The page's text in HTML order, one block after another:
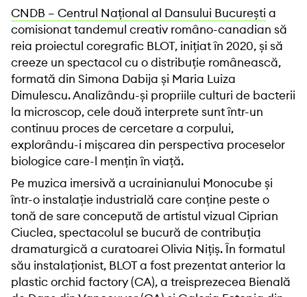
CNDB – Centrul Național al Dansului București a
comisionat tandemul creativ româno-canadian să
reia proiectul coregrafic BLOT, inițiat în 2020, și să
creeze un spectacol cu o distribuție românească,
formată din Simona Dabija și Maria Luiza
Dimulescu. Analizându-și propriile culturi de bacterii
la microscop, cele două interprete sunt într-un
continuu proces de cercetare a corpului,
explorându-i mișcarea din perspectiva proceselor
biologice care-l mențin în viață.
Pe muzica imersivă a ucrainianului Monocube și
într-o instalație industrială care conține peste o
tonă de sare concepută de artistul vizual Ciprian
Ciuclea, spectacolul se bucură de contribuția
dramaturgică a curatoarei Olivia Nițiș. În formatul
său instalaționist, BLOT a fost prezentat anterior la
plastic orchid factory (CA), a treisprezecea Bienală